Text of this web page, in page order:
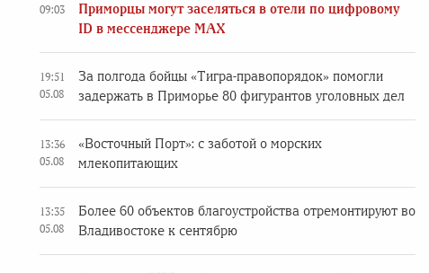
09:03
Приморцы могут заселяться в отели по цифровому
ID в мессенджере MAX
19:51
05.08
За полгода бойцы «Тигра-правопорядок» помогли
задержать в Приморье 80 фигурантов уголовных дел
13:36
05.08
«Восточный Порт»: с заботой о морских
млекопитающих
13:35
05.08
Более 60 объектов благоустройства отремонтируют во
Владивостоке к сентябрю